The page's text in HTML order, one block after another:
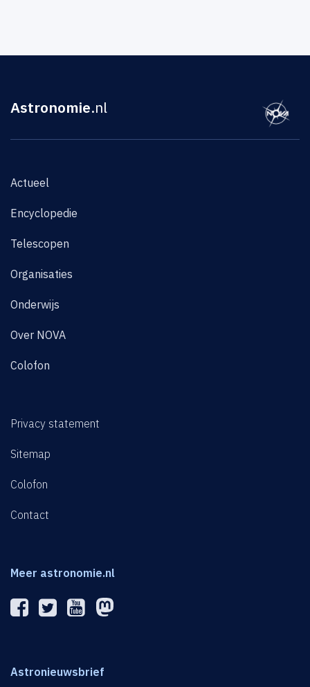
Astronomie.nl
Actueel
Encyclopedie
Telescopen
Organisaties
Onderwijs
Over NOVA
Colofon
Privacy statement
Sitemap
Colofon
Contact
Meer astronomie.nl
Astronieuwsbrief